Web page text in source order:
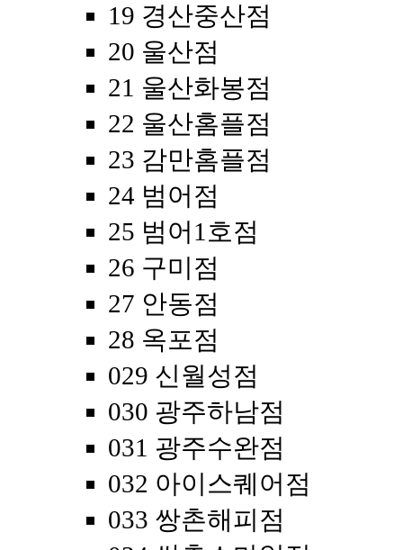
19 경산중산점
20 울산점
21 울산화봉점
22 울산홈플점
23 감만홈플점
24 범어점
25 범어1호점
26 구미점
27 안동점
28 옥포점
029 신월성점
030 광주하남점
031 광주수완점
032 아이스퀘어점
033 쌍촌해피점